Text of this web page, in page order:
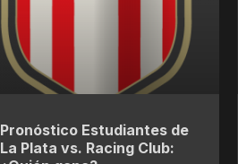
Pronóstico Estudiantes de
La Plata vs. Racing Club: